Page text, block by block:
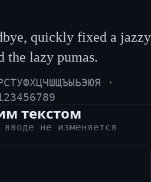
quickly fixed a jazzy
the lazy pumas.
·
текстом
не изменяется